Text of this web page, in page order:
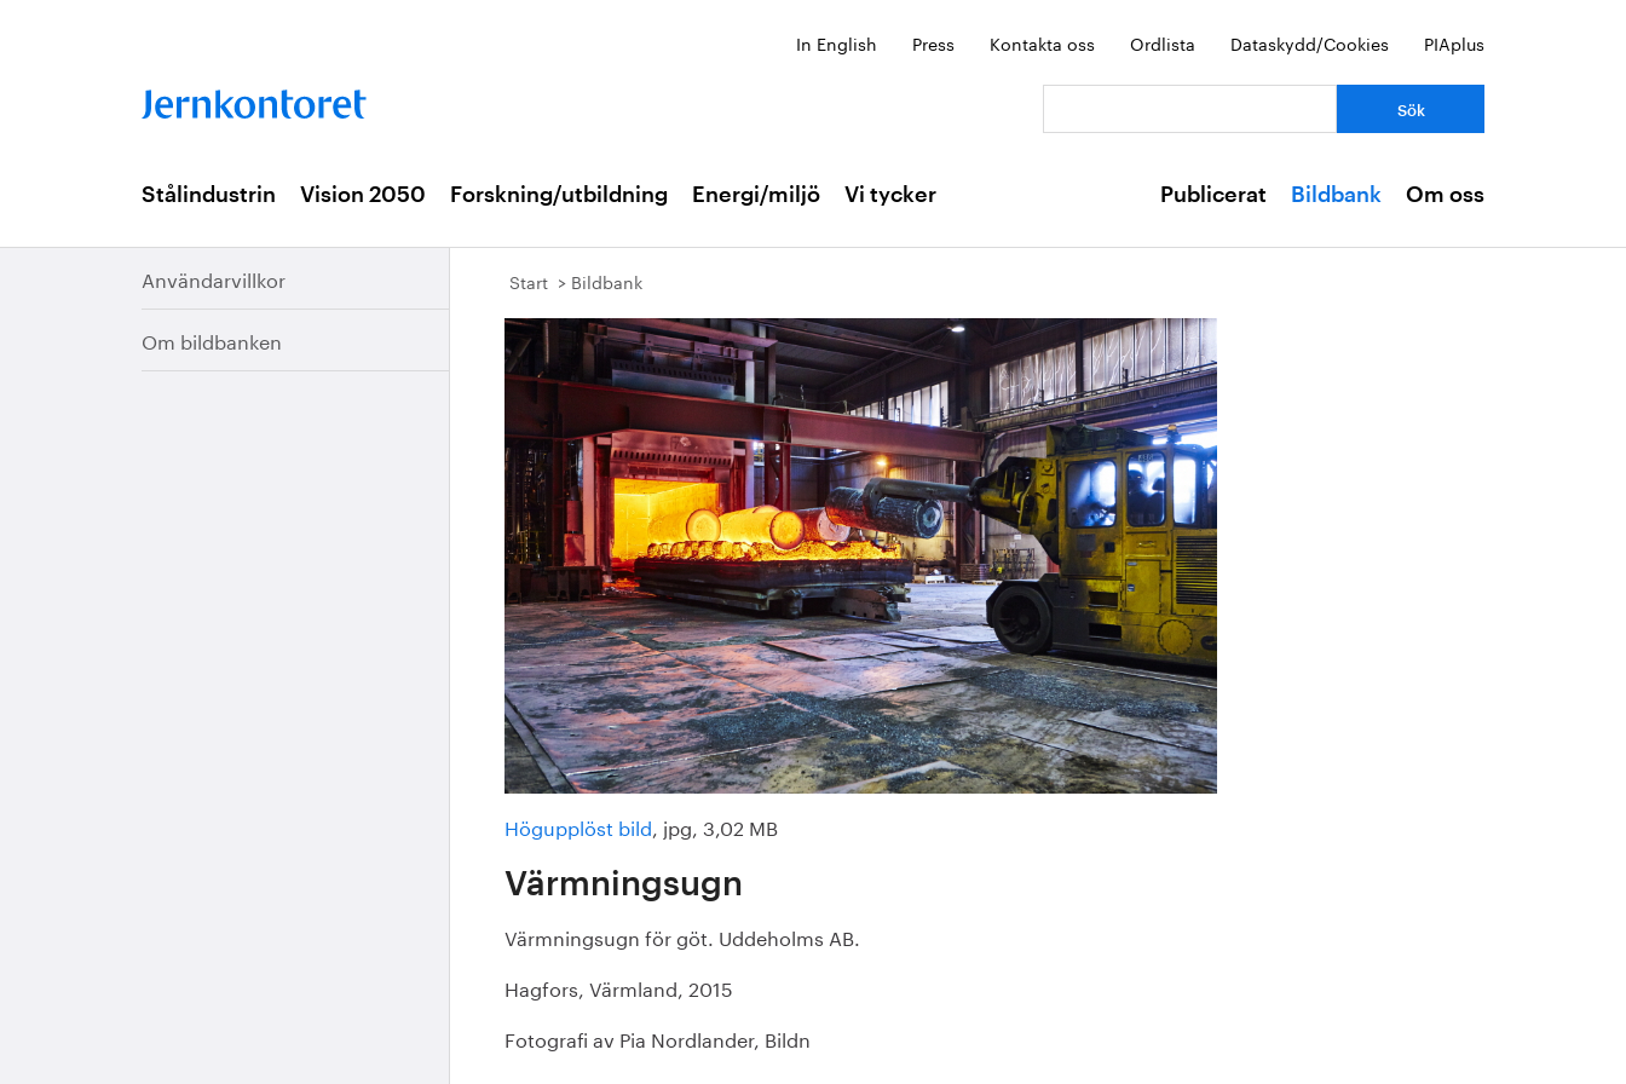
In English Press Kontakta oss Ordlista Dataskydd/Cookies PIAplus
Stålindustrin Vision 2050 Forskning/utbildning Energi/miljö Vi tycker Publicerat Bildbank Om oss
Användarvillkor
Om bildbanken
Start Bildbank
Högupplöst bild , jpg, 3,02 MB
Värmningsugn
Värmningsugn för göt. Uddeholms AB.
Hagfors, Värmland, 2015
Fotografi av Pia Nordlander, Bildn